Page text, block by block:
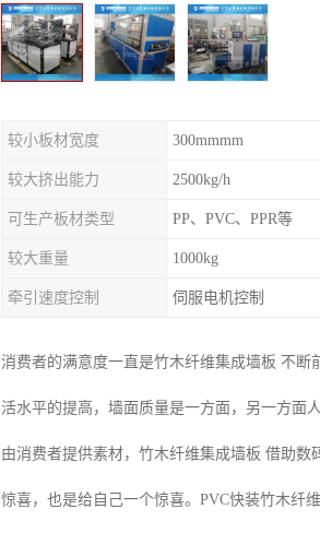
较小板材宽度 300mmmm
较大挤出能力 2500kg/h
可生产板材类型 PP、PVC、PPR等
较大重量 1000kg
牵引速度控制 伺服电机控制
消费者的满意度一直是竹木纤维集成墙板 不
活水平的提高，墙面质量是一方面，另一方面
由消费者提供素材，竹木纤维集成墙板 借助
惊喜，也是给自己一个惊喜。PVC快装竹木纤